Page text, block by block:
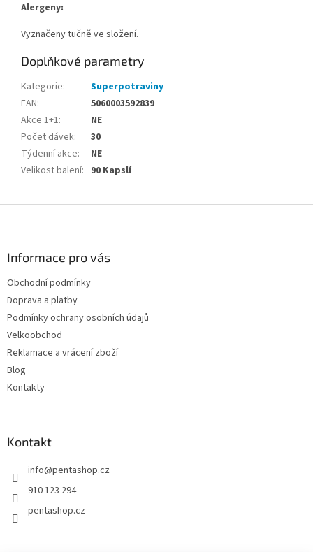
Alergeny:
Vyznačeny tučně ve složení.
Doplňkové parametry
Kategorie:
Superpotraviny
EAN:
5060003592839
Akce 1+1:
NE
Počet dávek:
30
Týdenní akce:
NE
Velikost balení: 90 Kapslí
Informace pro vás
Obchodní podmínky
Doprava a platby
Podmínky ochrany osobních údajů
Velkoobchod
Reklamace a vrácení zboží
Blog
Kontakty
Kontakt
info@pentashop.cz
910 123 294
pentashop.cz